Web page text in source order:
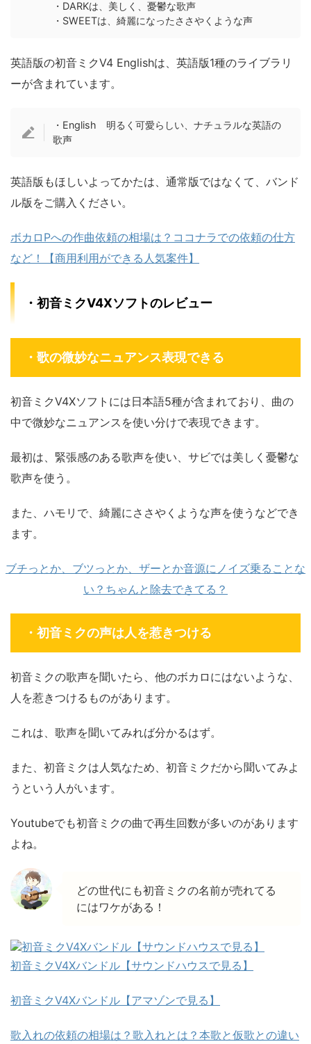
・DARKは、美しく、憂鬱な歌声
・SWEETは、綺麗になったささやくような声
英語版の初音ミクV4 Englishは、英語版1種のライブラリ
ーが含まれています。
・English 明るく可愛らしい、ナチュラルな英語の
歌声
英語版もほしいよってかたは、通常版ではなくて、バンド
ル版をご購入ください。
ボカロPへの作曲依頼の相場は？ココナラでの依頼の仕方
など！【商用利用ができる人気案件】
・初音ミクV4Xソフトのレビュー
・歌の微妙なニュアンス表現できる
初音ミクV4Xソフトには日本語5種が含まれており、曲の
中で微妙なニュアンスを使い分けで表現できます。
最初は、緊張感のある歌声を使い、サビでは美しく憂鬱な
歌声を使う。
また、ハモリで、綺麗にささやくような声を使うなどでき
ます。
ブチっとか、ブツっとか、ザーとか音源にノイズ乗ることな
い？ちゃんと除去できてる？
・初音ミクの声は人を惹きつける
初音ミクの歌声を聞いたら、他のボカロにはないような、
人を惹きつけるものがあります。
これは、歌声を聞いてみれば分かるはず。
また、初音ミクは人気なため、初音ミクだから聞いてみよ
うという人がいます。
Youtubeでも初音ミクの曲で再生回数が多いのがあります
よね。
どの世代にも初音ミクの名前が売れてる
にはワケがある！
初音ミクV4Xバンドル【サウンドハウスで見る】
初音ミクV4Xバンドル【アマゾンで見る】
歌入れの依頼の相場は？歌入れとは？本歌と仮歌との違い